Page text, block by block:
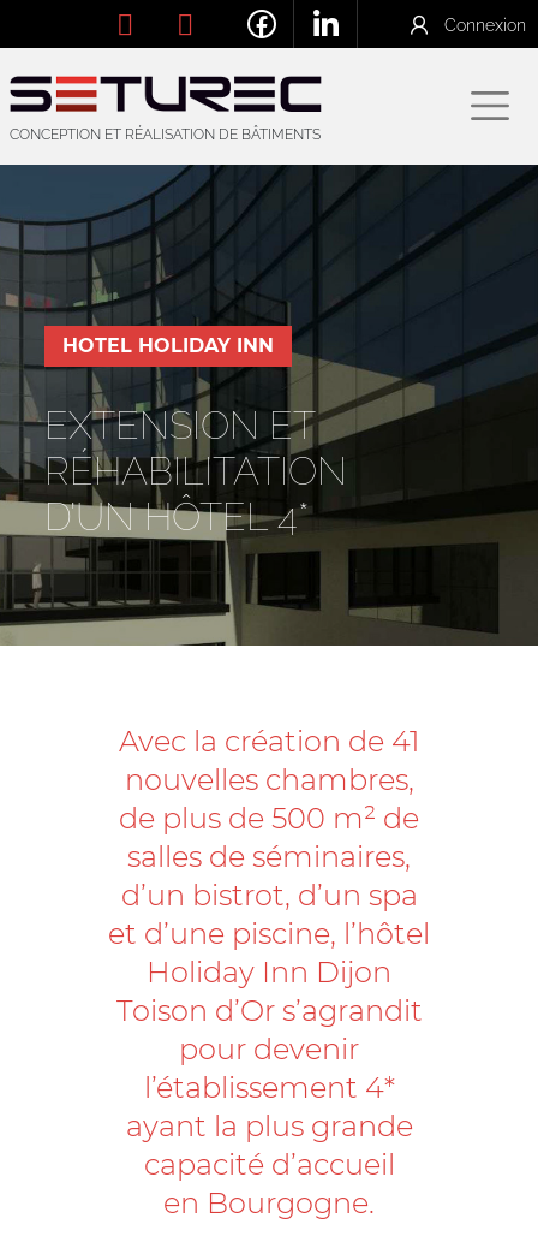
Connexion
CONCEPTION ET RÉALISATION DE BÂTIMENTS
HOTEL HOLIDAY INN
EXTENSION ET
RÉHABILITATION
D’UN HÔTEL 4*
Avec la création de 41
nouvelles chambres,
de plus de 500 m² de
salles de séminaires,
d’un bistrot, d’un spa
et d’une piscine, l’hôtel
Holiday Inn Dijon
Toison d’Or s’agrandit
pour devenir
l’établissement 4*
ayant la plus grande
capacité d’accueil
en Bourgogne.